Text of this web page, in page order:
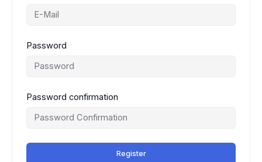
Password
Password confirmation
Register